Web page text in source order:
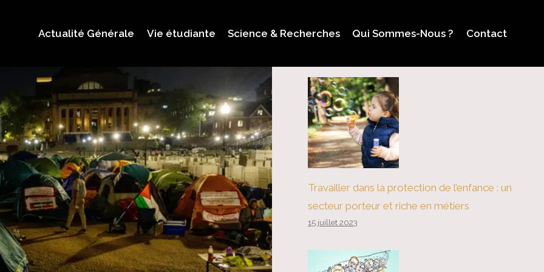
Actualité Générale Vie étudiante Science & Recherches Qui Sommes-Nous ? Contact
Travailler dans la protection de l’enfance : un
secteur porteur et riche en métiers
15 juillet 2023